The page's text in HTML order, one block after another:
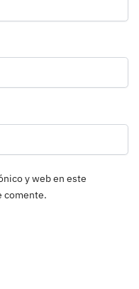
y web en este
comente.